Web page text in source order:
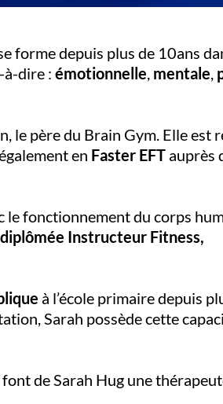
forme depuis plus de 10ans
à-dire : émotionnelle, mentale,
le père du Brain Gym. Elle est
en Faster EFT auprès
fonctionnement du corps
diplômée Instructeur Fitness,
à l’école primaire depuis
Sarah possède cette
de Sarah Hug une